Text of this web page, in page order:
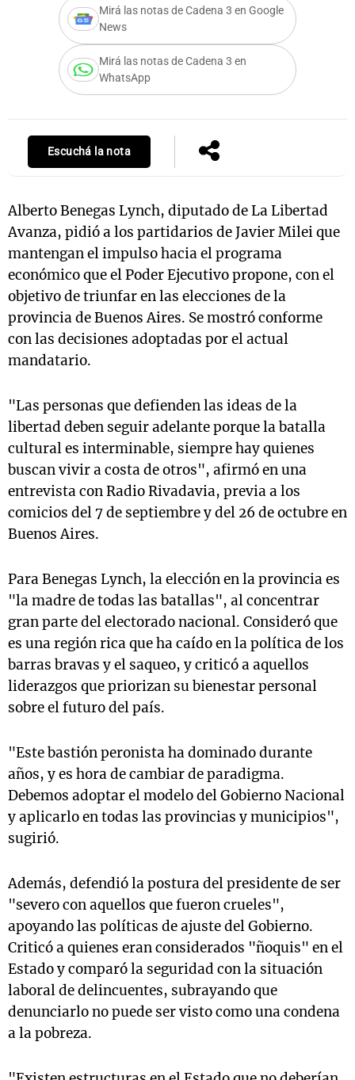
Mirá las notas de Cadena 3 en Google
News
Mirá las notas de Cadena 3 en
WhatsApp
Escuchá la nota
Alberto Benegas Lynch, diputado de La Libertad
Avanza, pidió a los partidarios de Javier Milei que
mantengan el impulso hacia el programa
económico que el Poder Ejecutivo propone, con el
objetivo de triunfar en las elecciones de la
provincia de Buenos Aires. Se mostró conforme
con las decisiones adoptadas por el actual
mandatario.
"Las personas que defienden las ideas de la
libertad deben seguir adelante porque la batalla
cultural es interminable, siempre hay quienes
buscan vivir a costa de otros", afirmó en una
entrevista con Radio Rivadavia, previa a los
comicios del 7 de septiembre y del 26 de octubre en
Buenos Aires.
Para Benegas Lynch, la elección en la provincia es
"la madre de todas las batallas", al concentrar
gran parte del electorado nacional. Consideró que
es una región rica que ha caído en la política de los
barras bravas y el saqueo, y criticó a aquellos
liderazgos que priorizan su bienestar personal
sobre el futuro del país.
"Este bastión peronista ha dominado durante
años, y es hora de cambiar de paradigma.
Debemos adoptar el modelo del Gobierno Nacional
y aplicarlo en todas las provincias y municipios",
sugirió.
Además, defendió la postura del presidente de ser
"severo con aquellos que fueron crueles",
apoyando las políticas de ajuste del Gobierno.
Criticó a quienes eran considerados "ñoquis" en el
Estado y comparó la seguridad con la situación
laboral de delincuentes, subrayando que
denunciarlo no puede ser visto como una condena
a la pobreza.
Mundial 2026